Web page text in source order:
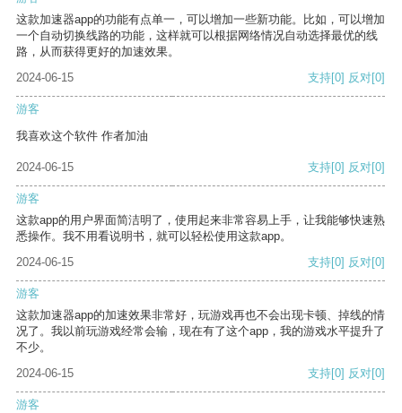
这款加速器app的功能有点单一，可以增加一些新功能。比如，可以增加
一个自动切换线路的功能，这样就可以根据网络情况自动选择最优的线
路，从而获得更好的加速效果。
2024-06-15
支持[0] 反对[0]
游客
我喜欢这个软件 作者加油
2024-06-15 支持[0] 反对[0]
游客
这款app的用户界面简洁明了，使用起来非常容易上手，让我能够快速熟
悉操作。我不用看说明书，就可以轻松使用这款app。
2024-06-15
支持[0] 反对[0]
游客
这款加速器app的加速效果非常好，玩游戏再也不会出现卡顿、掉线的情
况了。我以前玩游戏经常会输，现在有了这个app，我的游戏水平提升了
不少。
2024-06-15
支持[0] 反对[0]
游客